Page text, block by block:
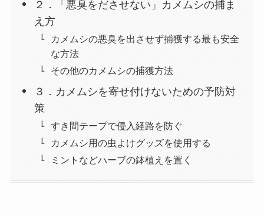
２．「悪臭をださせない」カメムシの捕ま
え方
カメムシの悪臭を出させず捕獲する最も安全
な方法
その他のカメムシの捕獲方法
３．カメムシを寄せ付けないための予防対
策
すき間テープで侵入経路を防ぐ
カメムシ用の虫よけグッズを使用する
ミントなどハーブの鉢植えを置く